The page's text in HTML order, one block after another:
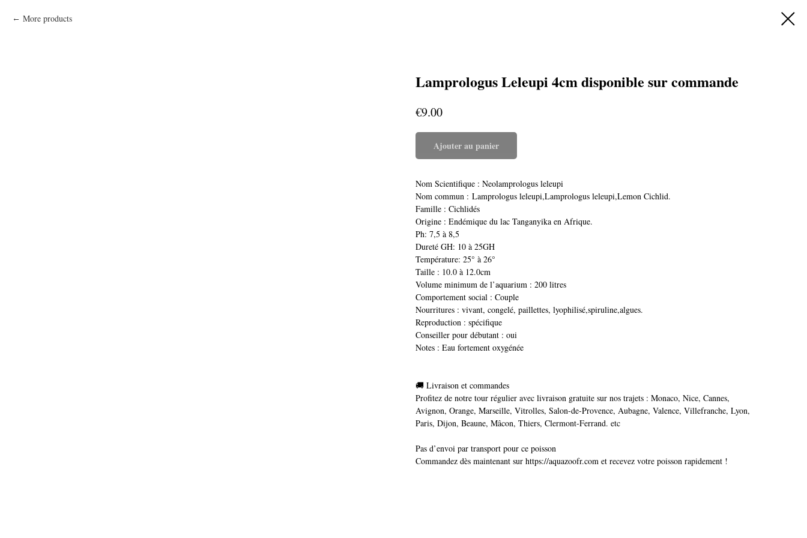
More products
Lamprologus Leleupi 4cm disponible sur commande
€9.00
Ajouter au panier
Nom Scientifique : Neolamprologus leleupi
Nom commun : Lamprologus leleupi,Lamprologus leleupi,Lemon Cichlid.
Famille : Cichlidés
Origine : Endémique du lac Tanganyika en Afrique.
Ph: 7,5 à 8,5
Dureté GH: 10 à 25GH
Température: 25° à 26°
Taille : 10.0 à 12.0cm
Volume minimum de l’aquarium : 200 litres
Comportement social : Couple
Nourritures : vivant, congelé, paillettes, lyophilisé,spiruline,algues.
Reproduction : spécifique
Conseiller pour débutant : oui
Notes : Eau fortement oxygénée
🚚 Livraison et commandes
Profitez de notre tour régulier avec livraison gratuite sur nos trajets : Monaco, Nice, Cannes,
Avignon, Orange, Marseille, Vitrolles, Salon-de-Provence, Aubagne, Valence, Villefranche, Lyon,
Paris, Dijon, Beaune, Mâcon, Thiers, Clermont-Ferrand. etc
Pas d’envoi par transport pour ce poisson
Commandez dès maintenant sur https://aquazoofr.com et recevez votre poisson rapidement !